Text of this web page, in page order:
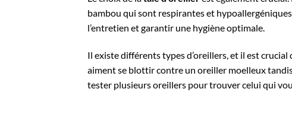
bambou qui sont respirantes et
l’entretien et garantir une hygiène optimale.
Il existe différents types d’oreillers, et il est
aiment se blottir contre un oreiller moelleux
tester plusieurs oreillers pour trouver celui qui